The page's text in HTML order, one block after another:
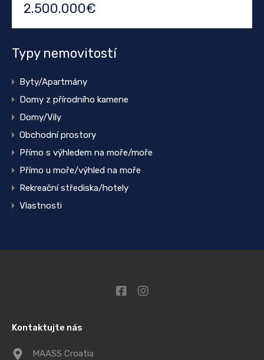
2.500.000€
Typy nemovitostí
Byty/Apartmány
Domy z přírodního kamene
Domy/Vily
Obchodní prostory
Přímo s výhledem na moře/moře
Přímo u moře/výhled na moře
Rekreační střediska/hotely
Vlastnosti
Kontaktujte nás
MAASS Croatia